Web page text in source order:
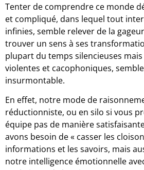
Tenter de comprendre ce monde
et compliqué, dans lequel tout
infinies, semble relever de la
trouver un sens à ses
plupart du temps silencieuses
violentes et cacophoniques,
insurmontable.
En effet, notre mode de
réductionniste, ou en silo si vous
équipe pas de manière
avons besoin de « casser les
informations et les savoirs, mais
notre intelligence émotionnelle